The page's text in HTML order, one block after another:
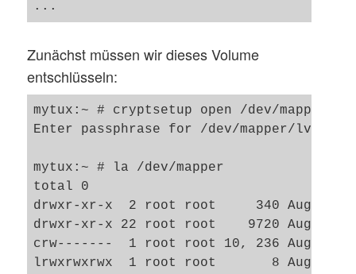
Zunächst müssen wir dieses Volume
entschlüsseln:
mytux:~ # cryptsetup open /dev/mapper/
Enter passphrase for /dev/mapper/lvg2-
mytux:~ # la /dev/mapper
total 0
drwxr-xr-x  2 root root     340 Aug  4
drwxr-xr-x 22 root root    9720 Aug  4
crw-------  1 root root 10, 236 Aug  4
lrwxrwxrwx  1 root root       8 Aug  4